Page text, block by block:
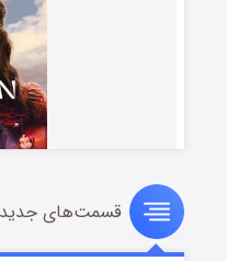
قسمت۵ (زیرنویس)
قسمت‌های جدید